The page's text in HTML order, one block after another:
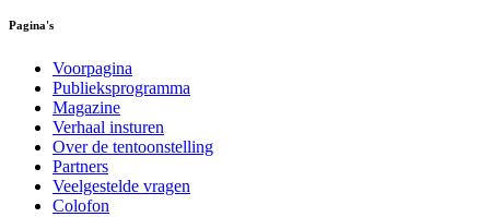
Pagina's
Voorpagina
Publieksprogramma
Magazine
Verhaal insturen
Over de tentoonstelling
Partners
Veelgestelde vragen
Colofon